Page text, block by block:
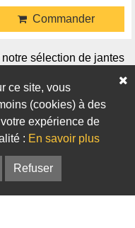
Commander
notre sélection de jantes
Bagues de centrage
ce site, vous
(cookies) à des
expérience de
: En savoir plus
Refuser